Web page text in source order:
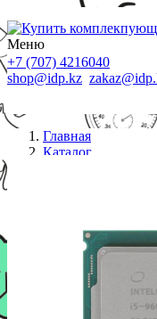
Меню
+7 (707) 4216040
shop@idp.kz
Главная
Каталог
CPU Intel Core i5